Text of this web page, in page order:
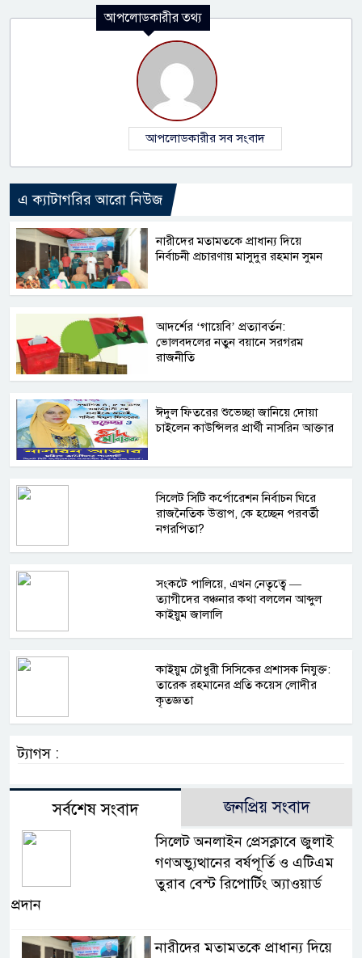
আপলোডকারীর তথ্য
আপলোডকারীর সব সংবাদ
এ ক্যাটাগরির আরো নিউজ
নারীদের মতামতকে প্রাধান্য দিয়ে
নির্বাচনী প্রচারণায় মাসুদুর রহমান সুমন
আদর্শের ‘গায়েবি’ প্রত্যাবর্তন:
ভোলবদলের নতুন বয়ানে সরগরম
রাজনীতি
ঈদুল ফিতরের শুভেচ্ছা জানিয়ে দোয়া
চাইলেন কাউন্সিলর প্রার্থী নাসরিন আক্তার
সিলেট সিটি কর্পোরেশন নির্বাচন ঘিরে
রাজনৈতিক উত্তাপ, কে হচ্ছেন পরবর্তী
নগরপিতা?
সংকটে পালিয়ে, এখন নেতৃত্বে —
ত্যাগীদের বঞ্চনার কথা বললেন আব্দুল
কাইয়ুম জালালি
কাইয়ুম চৌধুরী সিসিকের প্রশাসক নিযুক্ত:
তারেক রহমানের প্রতি কয়েস লোদীর
কৃতজ্ঞতা
ট্যাগস :
সর্বশেষ সংবাদ জনপ্রিয় সংবাদ
সিলেট অনলাইন প্রেসক্লাবে জুলাই
গণঅভ্যুত্থানের বর্ষপূর্তি ও এটিএম
তুরাব বেস্ট রিপোর্টিং অ্যাওয়ার্ড
প্রদান
নারীদের মতামতকে প্রাধান্য দিয়ে